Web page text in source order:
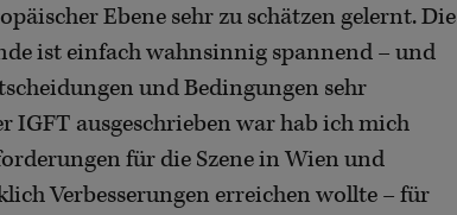
Ebene sehr zu schätzen gelernt. Die
ist einfach wahnsinnig spannend – und
und Bedingungen sehr
IGFT ausgeschrieben war hab ich mich
für die Szene in Wien und
Verbesserungen erreichen wollte – für